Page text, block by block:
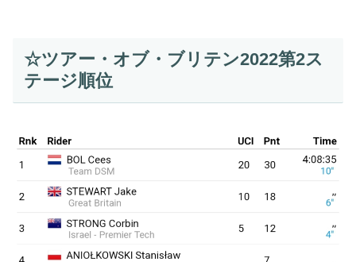
☆ツアー・オブ・ブリテン2022第2ス
テージ順位